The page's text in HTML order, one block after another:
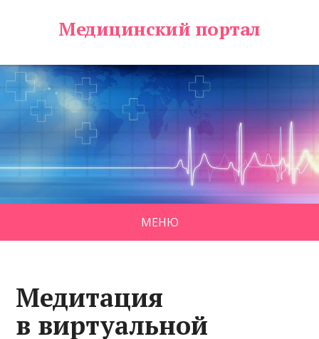
Медицинский портал
МЕНЮ
Медитация
в виртуальной